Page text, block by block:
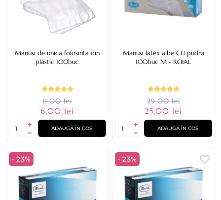
Manusi de unica folosinta din
plastic 100buc
11,00 lei
6,00 lei
ADAUGĂ ÎN COȘ
Manusi latex albe CU pudra
100buc M - ROIAL
29,00 lei
25,00 lei
ADAUGĂ ÎN COȘ
- 23% - 23%